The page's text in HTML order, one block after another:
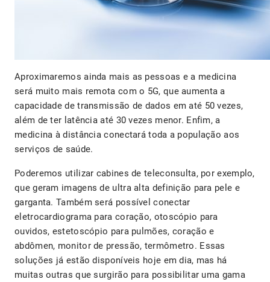
Aproximaremos ainda mais as pessoas e a medicina
será muito mais remota com o 5G, que aumenta a
capacidade de transmissão de dados em até 50 vezes,
além de ter latência até 30 vezes menor. Enfim, a
medicina à distância conectará toda a população aos
serviços de saúde.
Poderemos utilizar cabines de teleconsulta, por exemplo,
que geram imagens de ultra alta definição para pele e
garganta. Também será possível conectar
eletrocardiograma para coração, otoscópio para
ouvidos, estetoscópio para pulmões, coração e
abdômen, monitor de pressão, termômetro. Essas
soluções já estão disponíveis hoje em dia, mas há
muitas outras que surgirão para possibilitar uma gama